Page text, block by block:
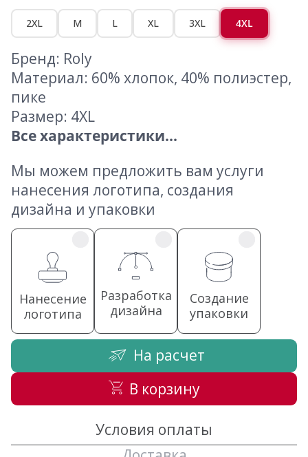
2XL M L XL 3XL 4XL
Бренд: Roly
Материал: 60% хлопок, 40% полиэстер,
пике
Размер: 4XL
Все характеристики...
Мы можем предложить вам услуги
нанесения логотипа, создания
дизайна и упаковки
Нанесение
логотипа
Разработка
дизайна
Создание
упаковки
На расчет
В корзину
Условия оплаты